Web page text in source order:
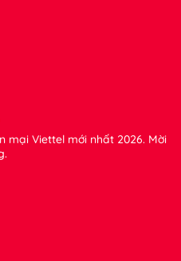
mại Viettel mới nhất 2026. Mời